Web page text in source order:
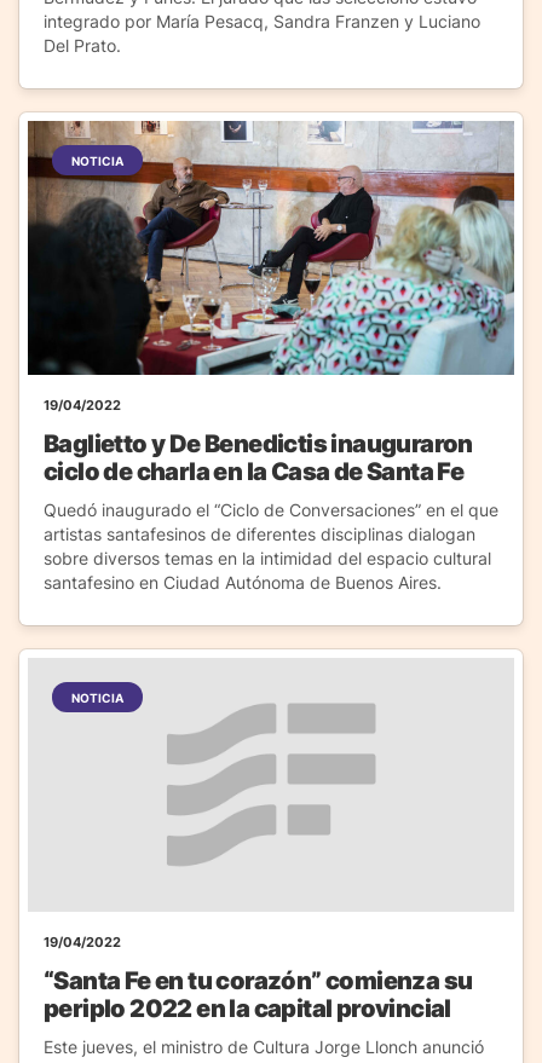
integrado por María Pesacq, Sandra Franzen y Luciano
Del Prato.
NOTICIA
19/04/2022
Baglietto y De Benedictis inauguraron
ciclo de charla en la Casa de Santa Fe
Quedó inaugurado el “Ciclo de Conversaciones” en el que
artistas santafesinos de diferentes disciplinas dialogan
sobre diversos temas en la intimidad del espacio cultural
santafesino en Ciudad Autónoma de Buenos Aires.
NOTICIA
19/04/2022
“Santa Fe en tu corazón” comienza su
periplo 2022 en la capital provincial
Este jueves, el ministro de Cultura Jorge Llonch anunció